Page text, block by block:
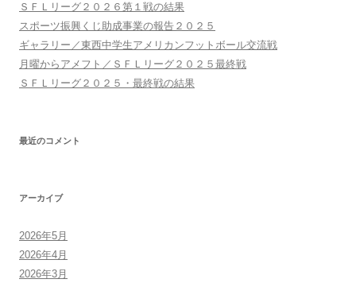
ＳＦＬリーグ２０２６第１戦の結果
スポーツ振興くじ助成事業の報告２０２５
ギャラリー／東西中学生アメリカンフットボール交流戦
月曜からアメフト／ＳＦＬリーグ２０２５最終戦
ＳＦＬリーグ２０２５・最終戦の結果
最近のコメント
アーカイブ
2026年5月
2026年4月
2026年3月